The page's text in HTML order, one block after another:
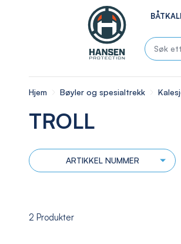
Hjem Bøyler og spesialtrekk
TROLL
ARTIKKEL NUMMER
2 Produkter